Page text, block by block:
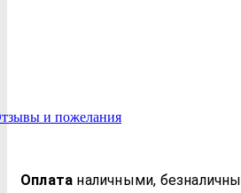
Оплата наличными, безнал